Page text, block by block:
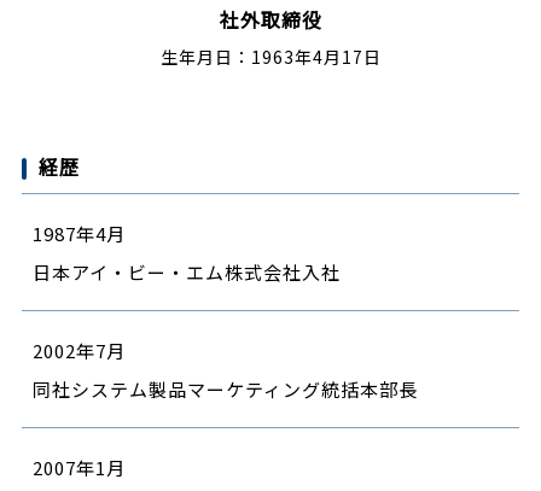
社外取締役
生年月日：1963年4月17日
経歴
1987年4月
日本アイ・ビー・エム株式会社入社
2002年7月
同社システム製品マーケティング統括本部長
2007年1月